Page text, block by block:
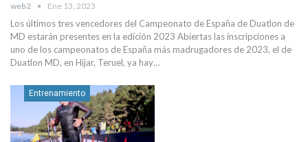
web2 Ene 13, 2023
Los últimos tres vencedores del Campeonato de España de Duatlon de
MD estarán presentes en la edición 2023 Abiertas las inscripciones a
uno de los campeonatos de España más madrugadores de 2023, el de
Duatlon MD, en Hijar, Teruel, ya hay…
Entrenamiento